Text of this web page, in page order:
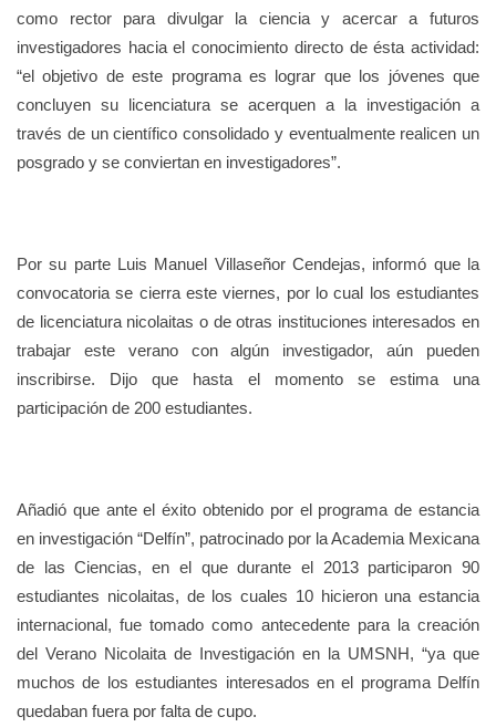
como rector para divulgar la ciencia y acercar a futuros
investigadores hacia el conocimiento directo de ésta actividad:
“el objetivo de este programa es lograr que los jóvenes que
concluyen su licenciatura se acerquen a la investigación a
través de un científico consolidado y eventualmente realicen un
posgrado y se conviertan en investigadores”.
Por su parte Luis Manuel Villaseñor Cendejas, informó que la
convocatoria se cierra este viernes, por lo cual los estudiantes
de licenciatura nicolaitas o de otras instituciones interesados en
trabajar este verano con algún investigador, aún pueden
inscribirse. Dijo que hasta el momento se estima una
participación de 200 estudiantes.
Añadió que ante el éxito obtenido por el programa de estancia
en investigación “Delfín”, patrocinado por la Academia Mexicana
de las Ciencias, en el que durante el 2013 participaron 90
estudiantes nicolaitas, de los cuales 10 hicieron una estancia
internacional, fue tomado como antecedente para la creación
del Verano Nicolaita de Investigación en la UMSNH, “ya que
muchos de los estudiantes interesados en el programa Delfín
quedaban fuera por falta de cupo.